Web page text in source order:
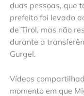
duas pessoas, que
prefeito foi levado
de Tirol, mas não
durante a
Gurgel.
Vídeos
momento em que